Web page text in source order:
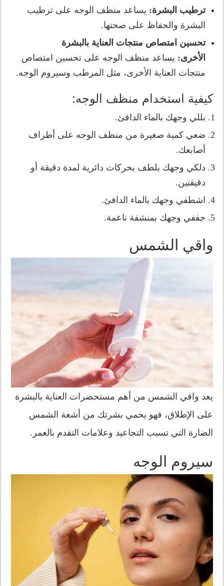
ترطيب البشرة: يساعد منظف الوجه على ترطيب
البشرة والحفاظ على صحتها.
تحسين امتصاص منتجات العناية بالبشرة
الأخرى: يساعد منظف الوجه على تحسين امتصاص
منتجات العناية الأخرى، مثل المرطب وسيروم الوجه.
كيفية استخدام منظف الوجه:
بللي وجهك بالماء الدافئ.
ضعي كمية صغيرة من منظف الوجه على أطراف
أصابعك.
دلكي وجهك بلطف بحركات دائرية لمدة دقيقة أو
دقيقتين.
اشطفي وجهك بالماء الدافئ.
جففي وجهك بمنشفة ناعمة.
واقي الشمس
يعد واقي الشمس من أهم مستحضرات العناية بالبشرة
على الإطلاق، فهو يحمي بشرتك من أشعة الشمس
الضارة التي تسبب التجاعيد وعلامات التقدم بالعمر.
سيروم الوجه